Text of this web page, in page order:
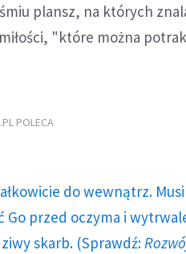
plansz, na których
"które można
POLECA
do wewnątrz.
przed oczyma i
skarb. (Sprawdź: